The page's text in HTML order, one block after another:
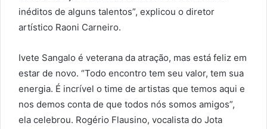
inéditos de alguns talentos”, explicou o diretor
artístico Raoni Carneiro.
Ivete Sangalo é veterana da atração, mas está feliz em
estar de novo. “Todo encontro tem seu valor, tem sua
energia. É incrível o time de artistas que temos aqui e
nos demos conta de que todos nós somos amigos”,
ela celebrou. Rogério Flausino, vocalista do Jota